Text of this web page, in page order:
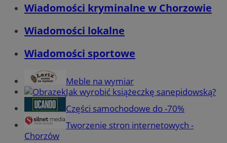
Wiadomości kryminalne w Chorzowie
Wiadomości lokalne
Wiadomości sportowe
Meble na wymiar
Jak wyrobić książeczkę sanepidowską?
Części samochodowe do -70%
Tworzenie stron internetowych -
Chorzów